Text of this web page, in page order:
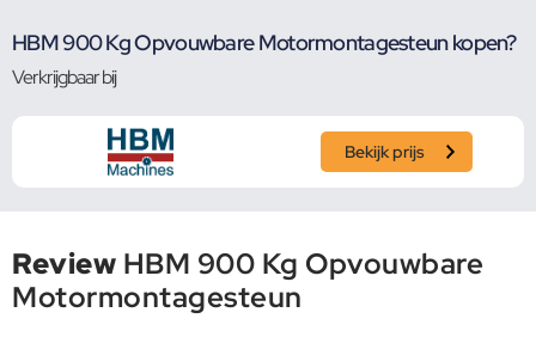
HBM 900 Kg Opvouwbare Motormontagesteun kopen?
Verkrijgbaar bij
Bekijk prijs
Review HBM 900 Kg Opvouwbare
Motormontagesteun